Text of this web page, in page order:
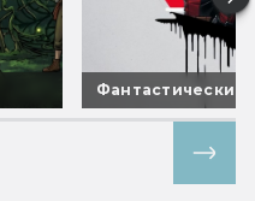
Фантастические